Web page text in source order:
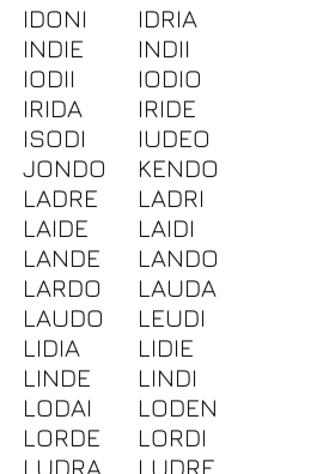
IDONI
IDRIA
INDIE
INDII
IODII
IODIO
IRIDA
IRIDE
ISODI
IUDEO
JONDO
KENDO
LADRE
LADRI
LAIDE
LAIDI
LANDE
LANDO
LARDO
LAUDA
LAUDO
LEUDI
LIDIA
LIDIE
LINDE
LINDI
LODAI
LODEN
LORDE
LORDI
LUDRA
LUDRE